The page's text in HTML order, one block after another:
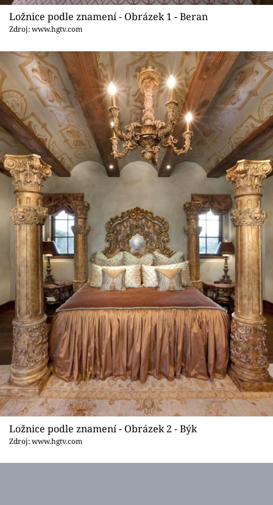
Sledujte nás
Ložnice podle znamení - Obrázek 1 - Beran
Zdroj: www.hgtv.com
Ložnice podle znamení - Obrázek 2 - Býk
Zdroj: www.hgtv.com